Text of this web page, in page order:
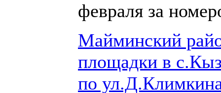
февраля за
Майминский
площадки в
по